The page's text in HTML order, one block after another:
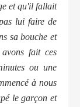
et qu'il fallait
lui faire de
sa bouche et
fait ces
ou une
à nous
le garçon et